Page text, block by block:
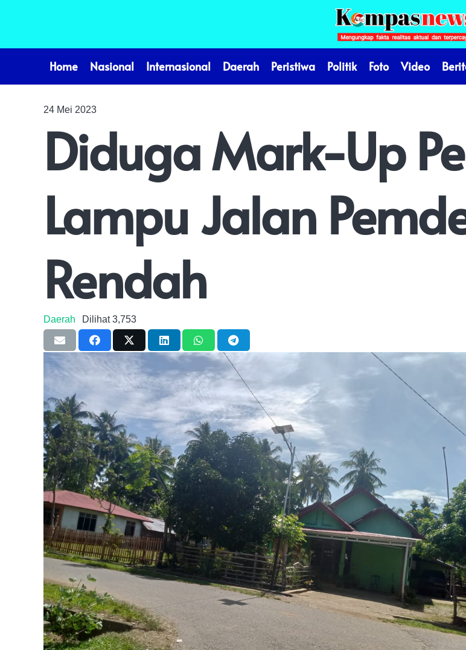
Home Nasional Internasional Daerah Peristiwa Politik Foto Video
24 Mei 2023
Diduga Mark-Up
Lampu Jalan
Rendah
Daerah Dilihat3,753